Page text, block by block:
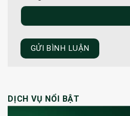
DỊCH VỤ NỔI BẬT